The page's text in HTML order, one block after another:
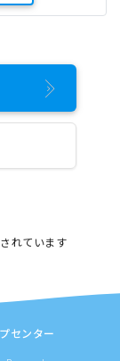
れています
センター